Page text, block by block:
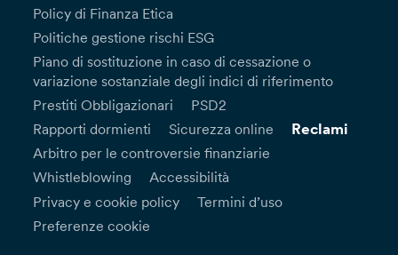
Policy di Finanza Etica
Politiche gestione rischi ESG
Piano di sostituzione in caso di cessazione o
variazione sostanziale degli indici di riferimento
Prestiti Obbligazionari
PSD2
Rapporti dormienti
Sicurezza online Reclami
Arbitro per le controversie finanziarie
Whistleblowing
Accessibilità
Privacy e cookie policy
Termini d’uso
Preferenze cookie